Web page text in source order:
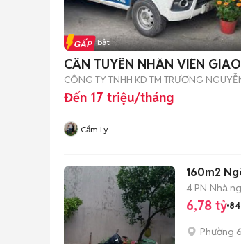
Tin nổi bật
CẦN TUYỂN NHÂN VIÊN
CÔNG TY TNHH KD TM TRƯƠNG
Đến 17 triệu/tháng
Cẩm Ly
160m2
4 PN Nhà
6,78 tỷ
Phường 6